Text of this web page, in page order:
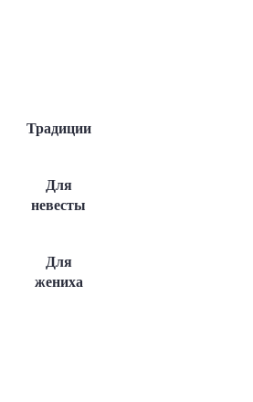
Традиции
Для
невесты
Для
жениха